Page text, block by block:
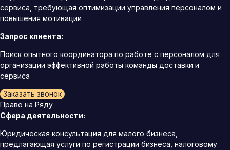
сервиса, требующая оптимизации управления персоналом и
повышения мотивации
Запрос клиента:
Поиск опытного координатора по работе с персоналом для
организации эффективной работы команды доставки и
сервиса
Заказать звонок
Право на Ряду
Сфера деятельности:
Юридическая консультация для малого бизнеса,
предлагающая услуги по регистрации бизнеса, налоговому